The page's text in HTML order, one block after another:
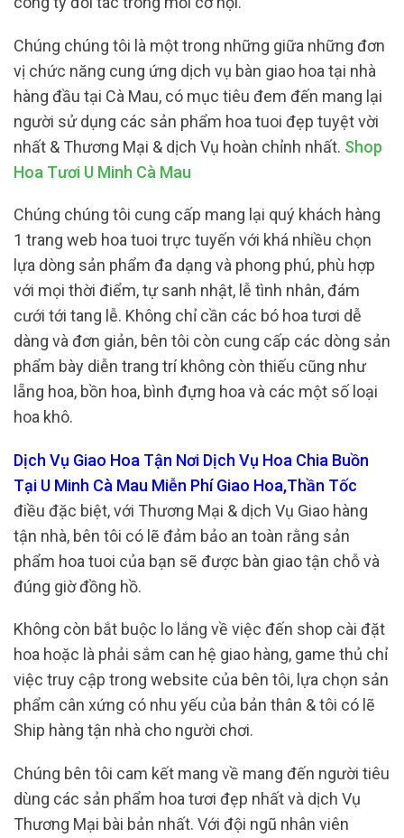
Chúng chúng tôi là một trong những giữa những đơn
vị chức năng cung ứng dịch vụ bàn giao hoa tại nhà
hàng đầu tại Cà Mau, có mục tiêu đem đến mang lại
người sử dụng các sản phẩm hoa tuoi đẹp tuyệt vời
nhất & Thương Mại & dịch Vụ hoàn chỉnh nhất. Shop
Hoa Tươi U Minh Cà Mau
Chúng chúng tôi cung cấp mang lại quý khách hàng
1 trang web hoa tuoi trực tuyến với khá nhiều chọn
lựa dòng sản phẩm đa dạng và phong phú, phù hợp
với mọi thời điểm, tự sanh nhật, lễ tình nhân, đám
cưới tới tang lễ. Không chỉ cần các bó hoa tươi dễ
dàng và đơn giản, bên tôi còn cung cấp các dòng sản
phẩm bày diễn trang trí không còn thiếu cũng như
lẵng hoa, bồn hoa, bình đựng hoa và các một số loại
hoa khô.
Dịch Vụ Giao Hoa Tận Nơi Dịch Vụ Hoa Chia Buồn
Tại U Minh Cà Mau Miễn Phí Giao Hoa,Thần Tốc
điều đặc biệt, với Thương Mại & dịch Vụ Giao hàng
tận nhà, bên tôi có lẽ đảm bảo an toàn rằng sản
phẩm hoa tuoi của bạn sẽ được bàn giao tận chỗ và
đúng giờ đồng hồ.
Không còn bắt buộc lo lắng về việc đến shop cài đặt
hoa hoặc là phải sắm can hệ giao hàng, game thủ chỉ
việc truy cập trong website của bên tôi, lựa chọn sản
phẩm cân xứng có nhu yếu của bản thân & tôi có lẽ
Ship hàng tận nhà cho người chơi.
Chúng bên tôi cam kết mang về mang đến người tiêu
dùng các sản phẩm hoa tươi đẹp nhất và dịch Vụ
Thương Mại bài bản nhất. Với đội ngũ nhân viên